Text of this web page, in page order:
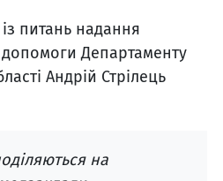
питань надання
Департаменту
Андрій Стрілець
на